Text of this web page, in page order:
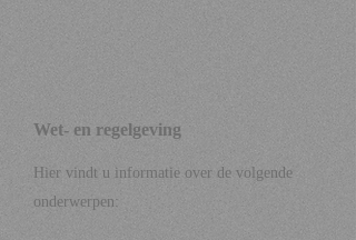
Wet- en regelgeving
Hier vindt u informatie over de volgende
onderwerpen: